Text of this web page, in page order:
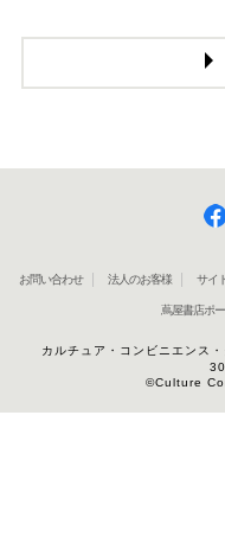
お問い合わせ 法人のお客様 サイ
蔦屋書店ポ
カルチュア・コンビニエン
©Culture